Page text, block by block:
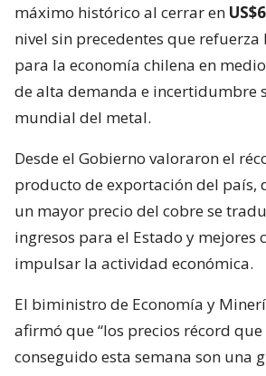
máximo histórico al cerrar en
nivel sin precedentes que refuerza
para la economía chilena en
de alta demanda e incertidumbre
mundial del metal.
Desde el Gobierno valoraron el
producto de exportación del país,
un mayor precio del cobre se
ingresos para el Estado y mejores
impulsar la actividad económica.
El biministro de Economía y
afirmó que “los precios récord que
conseguido esta semana son una